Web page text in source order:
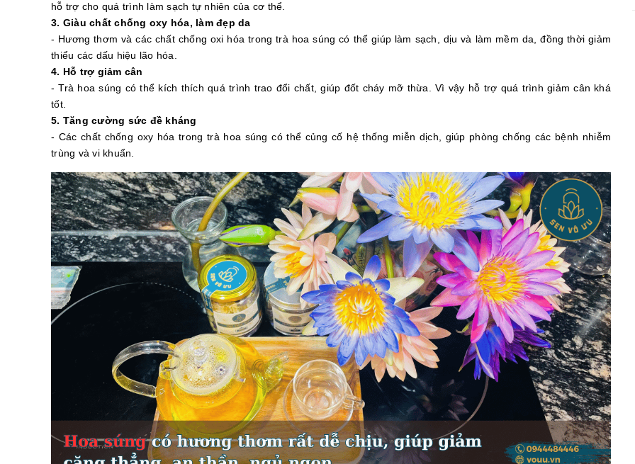
hỗ trợ cho quá trình làm sạch tự nhiên của cơ thể.
3. Giàu chất chống oxy hóa, làm đẹp da
- Hương thơm và các chất chống oxi hóa trong trà hoa súng có thể giúp làm sạch, dịu và làm mềm da, đồng thời giảm
thiểu các dấu hiệu lão hóa.
4. Hỗ trợ giảm cân
- Trà hoa súng có thể kích thích quá trình trao đổi chất, giúp đốt cháy mỡ thừa. Vì vậy hỗ trợ quá trình giảm cân khá
tốt.
5. Tăng cường sức đề kháng
- Các chất chống oxy hóa trong trà hoa súng có thể củng cố hệ thống miễn dịch, giúp phòng chống các bệnh nhiễm
trùng và vi khuẩn.